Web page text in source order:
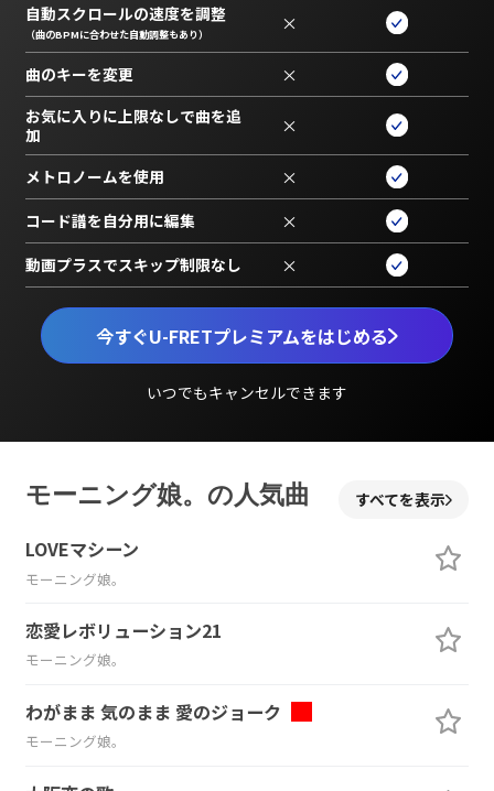
今すぐU-FRETプレミアムをはじめる
いつでもキャンセルできます
自動スクロールの速度を調整
（曲のBPMに合わせた自動調整もあり） ×
曲のキーを変更 ×
お気に入りに上限なしで曲を追
加
×
メトロノームを使用 ×
コード譜を自分用に編集 ×
動画プラスでスキップ制限なし ×
モーニング娘。の人気曲 すべてを表示
LOVEマシーン
モーニング娘。
恋愛レボリューション21
モーニング娘。
わがまま 気のまま 愛のジョーク
モーニング娘。